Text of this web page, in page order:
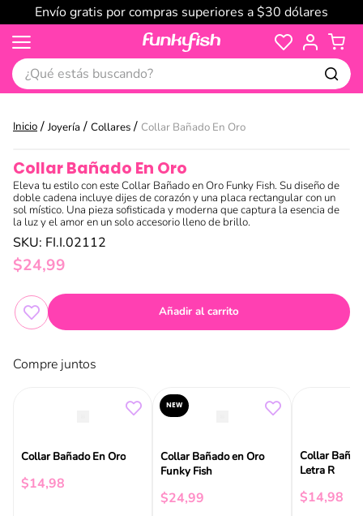
Envío gratis por compras superiores a $30 dólares
¿Qué estás buscando?
Joyería Collares Collar Bañado En Oro
Collar Bañado En Oro
Eleva tu estilo con este Collar Bañado en Oro Funky Fish. Su diseño de
doble cadena incluye dijes de corazón y una placa rectangular con un
sol místico. Una pieza sofisticada y moderna que captura la esencia de
la luz y el amor en un solo accesorio lleno de brillo.
SKU: FI.I.02112
$24,99
Añadir al carrito
Compre juntos
Collar Bañado En Oro
$14,98
NEW
Collar Bañado en Oro
Funky Fish
$24,99
Collar
Letra R
$14,98